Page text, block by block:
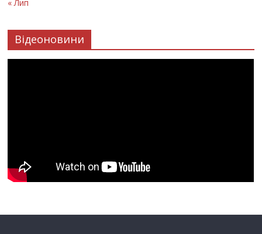
« Лип
Відеоновини